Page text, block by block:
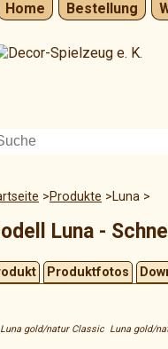
Home Bestellung
Produkte Luna
Luna -
Produktfotos
Luna gold/natur Classic Luna gold/